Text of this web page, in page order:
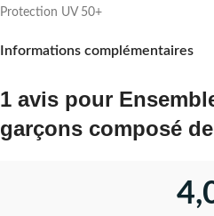
Protection UV 50+
Informations complémentaires
1 avis pour
garçons composé